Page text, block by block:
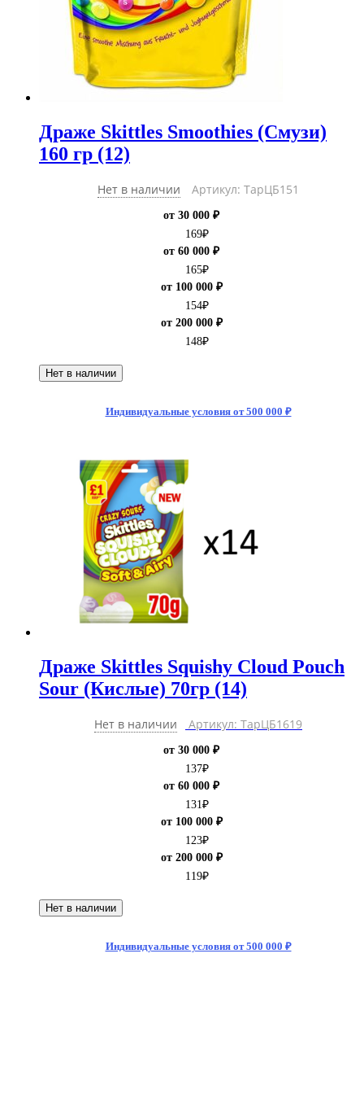
Драже Skittles Smoothies (Смузи)
160 гр (12)
Нет в наличии Артикул: ТарЦБ151
от 30 000 ₽
169₽
от 60 000 ₽
165₽
от 100 000 ₽
154₽
от 200 000 ₽
148₽
Нет в наличии
Индивидуальные условия от 500 000 ₽
Драже Skittles Squishy Cloud Pouch
Sour (Кислые) 70гр (14)
Нет в наличии Артикул: ТарЦБ1619
от 30 000 ₽
137₽
от 60 000 ₽
131₽
от 100 000 ₽
123₽
от 200 000 ₽
119₽
Нет в наличии
Индивидуальные условия от 500 000 ₽